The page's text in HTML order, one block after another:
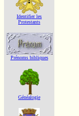
Identifier les
Protestants
Prénoms bibliques
Généalogie